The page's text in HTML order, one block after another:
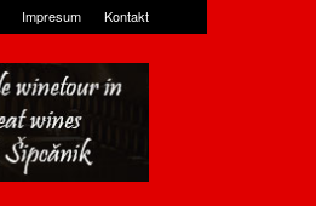
Impresum Kontakt